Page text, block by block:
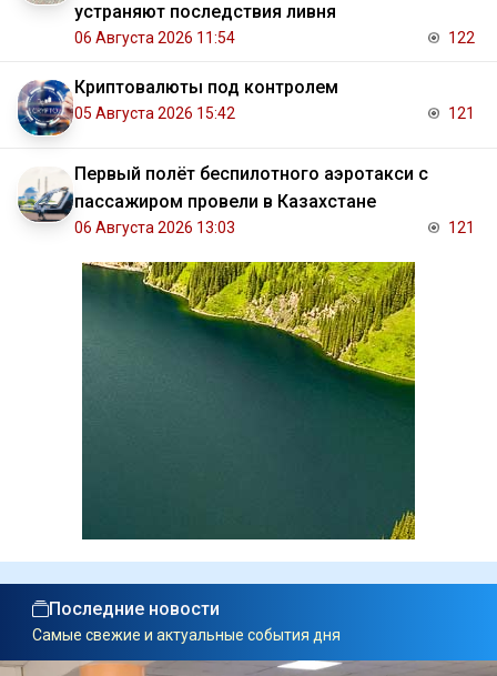
устраняют последствия ливня
06 Августа 2026 11:54 122
Криптовалюты под контролем
05 Августа 2026 15:42 121
Первый полёт беспилотного аэротакси с
пассажиром провели в Казахстане
06 Августа 2026 13:03 121
Последние новости
Самые свежие и актуальные события дня